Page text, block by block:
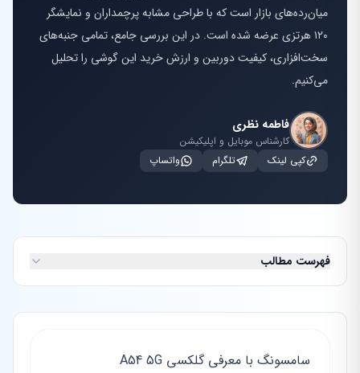
میان‌رده‌های بازار است که با طراحی مشابه پرچمداران و نمایشگر
۱۲۰ هرتزی عرضه شده است. در این بررسی جامع، تمامی جنبه‌های
سخت‌افزاری، کیفیت دوربین و ارزش خرید این گوشی را تحلیل
می‌کنیم.
فاطمه نظری
کارشناس موبایل و اپلیکیشن
کپی لینک
تلگرام واتساپ
فهرست مطالب
سامسونگ با معرفی گلکسی A54 5G